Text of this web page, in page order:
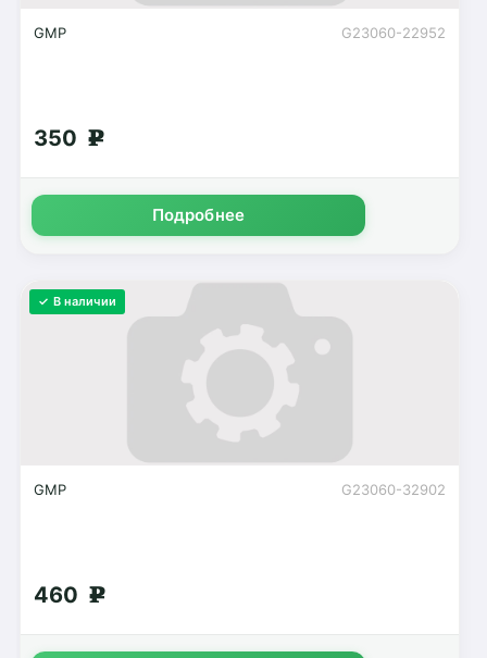
G23060-22952
GMP
350 g
Подробнее
✓ В наличии
G23060-32902
GMP
460 g